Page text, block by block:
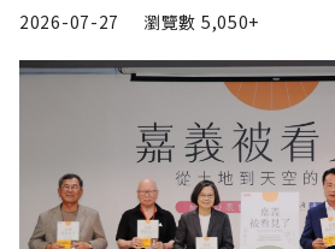
2026-07-27
瀏覽數 5,050+